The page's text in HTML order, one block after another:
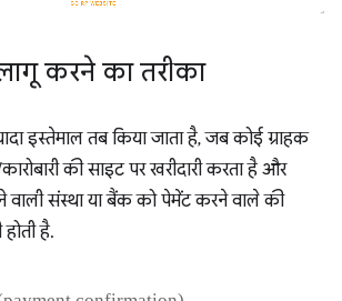
करने का तरीका
इस्तेमाल तब किया जाता है, जब कोई ग्राहक
की साइट पर खरीदारी करता है और
वाली संस्था या बैंक को पेमेंट करने वाले की
है.